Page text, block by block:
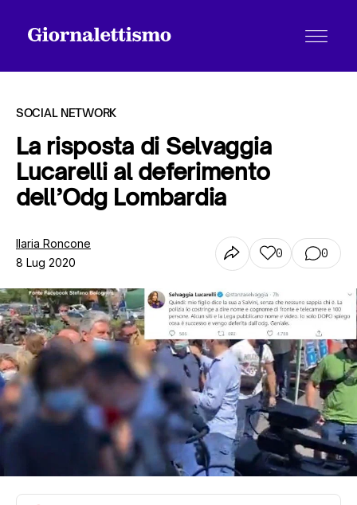
Tutti gli articoli
Chi siamo
Contatti
SOCIAL NETWORK
La risposta di Selvaggia
Lucarelli al deferimento
dell’Odg Lombardia
Ilaria Roncone
8 Lug 2020
0 0